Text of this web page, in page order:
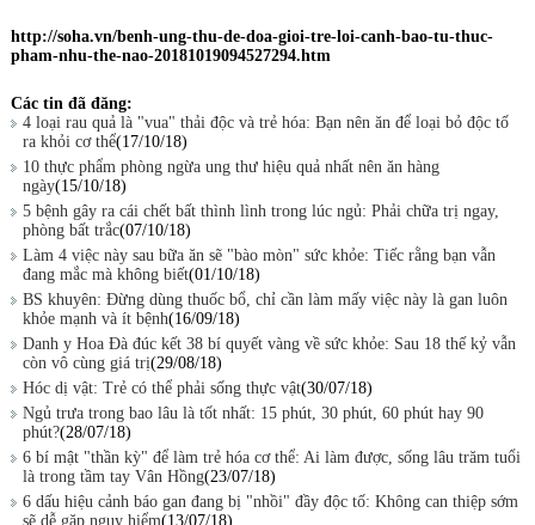
http://soha.vn/benh-ung-thu-de-doa-gioi-tre-loi-canh-bao-tu-thuc-
pham-nhu-the-nao-20181019094527294.htm
Các tin đã đăng:
4 loại rau quả là "vua" thải độc và trẻ hóa: Bạn nên ăn để loại bỏ độc tố
ra khỏi cơ thể(17/10/18)
10 thực phẩm phòng ngừa ung thư hiệu quả nhất nên ăn hàng
ngày(15/10/18)
5 bệnh gây ra cái chết bất thình lình trong lúc ngủ: Phải chữa trị ngay,
phòng bất trắc(07/10/18)
Làm 4 việc này sau bữa ăn sẽ "bào mòn" sức khỏe: Tiếc rằng bạn vẫn
đang mắc mà không biết(01/10/18)
BS khuyên: Đừng dùng thuốc bổ, chỉ cần làm mấy việc này là gan luôn
khỏe mạnh và ít bệnh(16/09/18)
Danh y Hoa Đà đúc kết 38 bí quyết vàng về sức khỏe: Sau 18 thế kỷ vẫn
còn vô cùng giá trị(29/08/18)
Hóc dị vật: Trẻ có thể phải sống thực vật(30/07/18)
Ngủ trưa trong bao lâu là tốt nhất: 15 phút, 30 phút, 60 phút hay 90
phút?(28/07/18)
6 bí mật "thần kỳ" để làm trẻ hóa cơ thể: Ai làm được, sống lâu trăm tuổi
là trong tầm tay Vân Hồng(23/07/18)
6 dấu hiệu cảnh báo gan đang bị "nhồi" đầy độc tố: Không can thiệp sớm
sẽ dễ gặp nguy hiểm(13/07/18)